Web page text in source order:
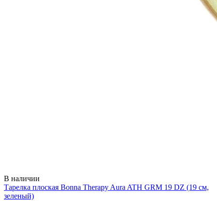
В наличии
Тарелка плоская Bonna Therapy Aura ATH GRM 19 DZ (19 см,
зеленый)